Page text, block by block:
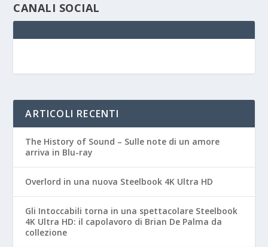
CANALI SOCIAL
ARTICOLI RECENTI
The History of Sound – Sulle note di un amore
arriva in Blu-ray
Overlord in una nuova Steelbook 4K Ultra HD
Gli Intoccabili torna in una spettacolare Steelbook
4K Ultra HD: il capolavoro di Brian De Palma da
collezione